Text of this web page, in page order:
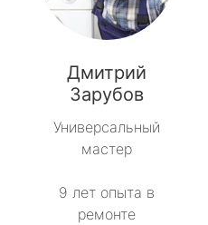
Дмитрий
Зарубов
Универсальный
мастер
9 лет опыта в
ремонте